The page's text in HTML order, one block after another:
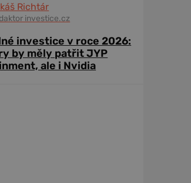
Richtár
investice.cz
investice v roce 2026:
by měly patřit JYP
ale i Nvidia